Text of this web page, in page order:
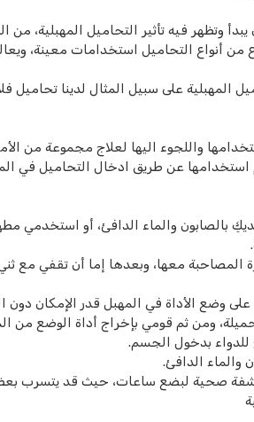
وتظهر فيه تأثير التحاميل المهبلية،
من أنواع التحاميل استخدامات معينة،
المهبلية على سبيل المثال لدينا تحاميل
واللجوء اليها لعلاج مجموعة من
عن طريق ادخال التحاميل في
والماء الدافئ، أو استخدمي
المصاحبة معها، وبعدها إما أن تقفي مع
على وضع الأداة في المهبل قدر الإمكان
ومن ثم قومي بإخراج أداة الوضع من
والماء الدافئ.
صحية لبضع ساعات، حيث قد يتسرب بعض